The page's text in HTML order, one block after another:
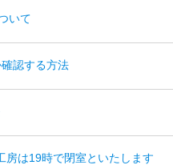
いて
認する方法
房は19時で閉室といたします